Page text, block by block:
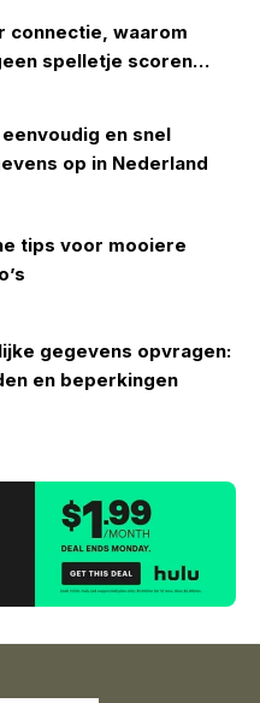
connectie, waarom
spelletje scoren
en snel
op in Nederland
tips voor mooiere
gegevens opvragen:
en beperkingen